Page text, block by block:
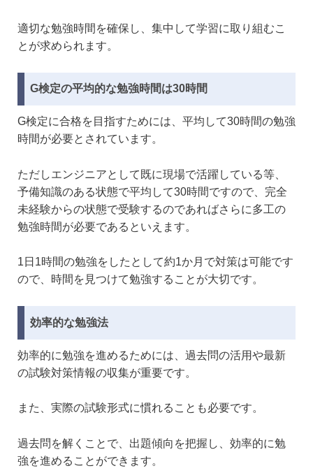
適切な勉強時間を確保し、集中して学習に取り組むこ
とが求められます。
G検定の平均的な勉強時間は30時間
G検定に合格を目指すためには、平均して30時間の勉強
時間が必要とされています。
ただしエンジニアとして既に現場で活躍している等、
予備知識のある状態で平均して30時間ですので、完全
未経験からの状態で受験するのであればさらに多工の
勉強時間が必要であるといえます。
1日1時間の勉強をしたとして約1か月で対策は可能です
ので、時間を見つけて勉強することが大切です。
効率的な勉強法
効率的に勉強を進めるためには、過去問の活用や最新
の試験対策情報の収集が重要です。
また、実際の試験形式に慣れることも必要です。
過去問を解くことで、出題傾向を把握し、効率的に勉
強を進めることができます。